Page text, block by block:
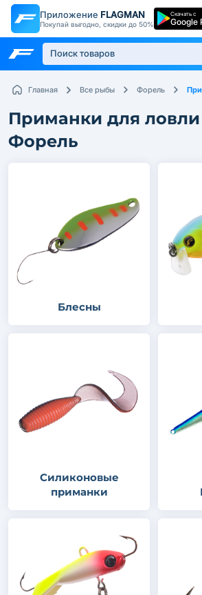
Приложение FLAGMAN
Покупай выгодно, скидки до 50%
Скачать с
Google
Главная Все рыбы Форель
Приманки для
Форель
Блесны
Силиконовые
приманки